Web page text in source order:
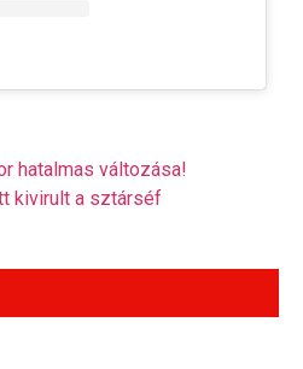
hatalmas változása!
kivirult a sztárséf